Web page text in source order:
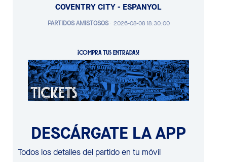
COVENTRY CITY - ESPANYOL
PARTIDOS AMISTOSOS· 2026-08-08 18:30:00
¡COMPRA TUS ENTRADAS!
DESCÁRGATE LA APP
Todos los detalles del partido en tu móvil